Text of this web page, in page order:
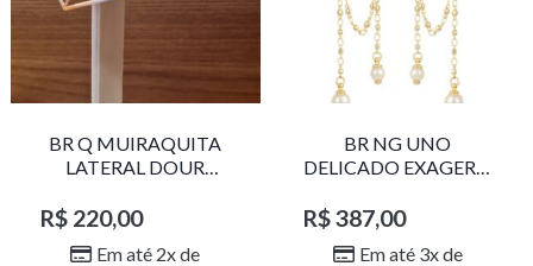
BR Q MUIRAQUITA
LATERAL DOUR
R$ 220,00
Em até 2x de
BR NG UNO
DELICADO EXAGERO
R$387,00
Em até 3x de